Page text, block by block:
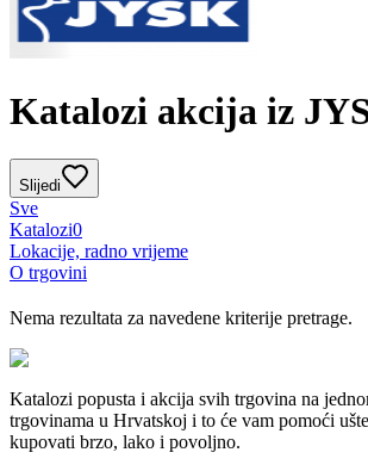
Katalozi akcija iz
Slijedi
Sve
Katalozi0
Lokacije, radno vrijeme
O trgovini
Nema rezultata za navedene kriterije pretrage.
Katalozi popusta i akcija svih trgovina na
trgovinama u Hrvatskoj i to će vam pomoći
kupovati brzo, lako i povoljno.